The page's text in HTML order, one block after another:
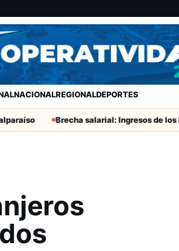
NACIONALREGIONALDEPORTES
Brecha salarial: Ingresos de los